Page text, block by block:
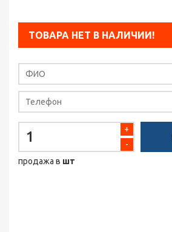
ТОВАРА НЕТ В НАЛИЧИИ!
-
+
продажа в шт